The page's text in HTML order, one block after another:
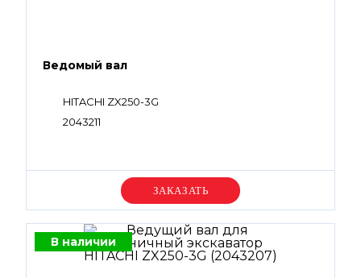
Ведомый вал
HITACHI ZX250-3G
2043211
Уточняйте цену
В наличии